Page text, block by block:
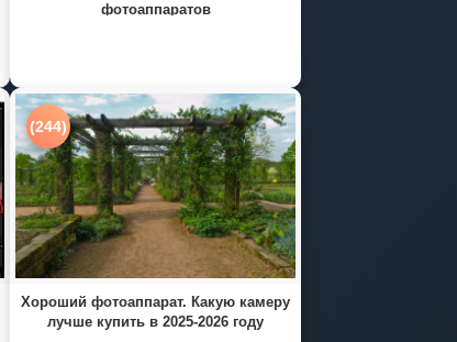
фотоаппаратов
(244)
Хороший фотоаппарат. Какую камеру
лучше купить в 2025-2026 году